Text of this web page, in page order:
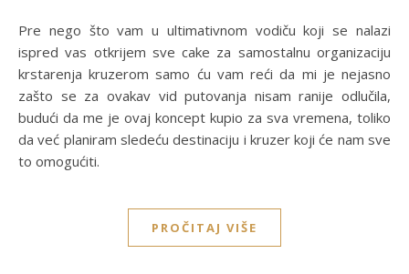
Pre nego što vam u ultimativnom vodiču koji se nalazi
ispred vas otkrijem sve cake za samostalnu organizaciju
krstarenja kruzerom samo ću vam reći da mi je nejasno
zašto se za ovakav vid putovanja nisam ranije odlučila,
budući da me je ovaj koncept kupio za sva vremena, toliko
da već planiram sledeću destinaciju i kruzer koji će nam sve
to omogućiti.
PROČITAJ VIŠE